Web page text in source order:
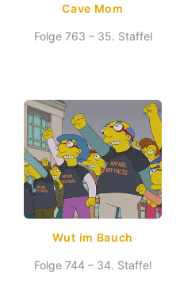
Cave Mom
Folge 763 – 35. Staffel
Wut im Bauch
Folge 744 – 34. Staffel